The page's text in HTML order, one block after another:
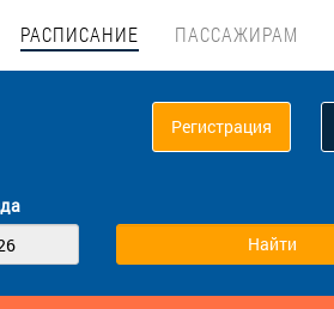
РАСПИСАНИЕ ПАССАЖИРАМ
Регистрация